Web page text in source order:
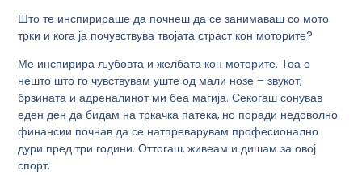
Што те инспирираше да почнеш да се занимаваш со мото
трки и кога ја почувствува твојата страст кон моторите?
Ме инспирира љубовта и желбата кон моторите. Тоа е
нешто што го чувствувам уште од мали нозе – звукот,
брзината и адреналинот ми беа магија. Секогаш сонував
еден ден да бидам на тркачка патека, но поради недоволно
финансии почнав да се натпреварувам професионално
дури пред три години. Оттогаш, живеам и дишам за овој
спорт.